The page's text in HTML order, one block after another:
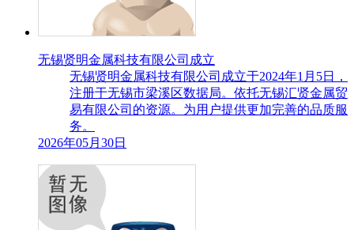
无锡贤明金属科技有限公司成立
无锡贤明金属科技有限公司成立于2024年1月5日，
注册于无锡市梁溪区数据局。依托无锡汇贤金属贸
易有限公司的资源。为用户提供更加完善的品质服
务。
2026年05月30日